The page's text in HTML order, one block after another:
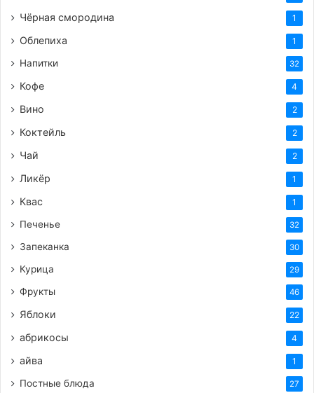
Чёрная смородина 1
Облепиха 1
Напитки 32
Кофе 4
Вино 2
Коктейль 2
Чай 2
Ликёр 1
Квас 1
Печенье 32
Запеканка 30
Курица 29
Фрукты 46
Яблоки 22
абрикосы 4
айва 1
Постные блюда 27